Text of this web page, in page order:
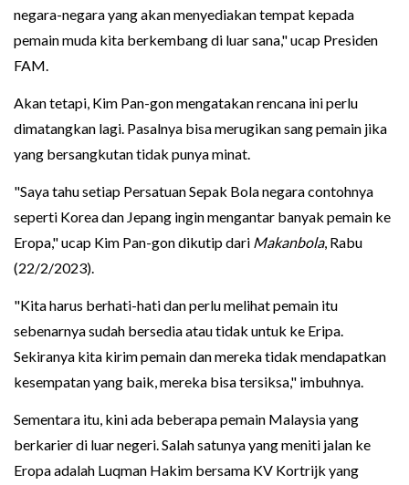
negara-negara yang akan menyediakan tempat kepada
pemain muda kita berkembang di luar sana," ucap Presiden
FAM.
Akan tetapi, Kim Pan-gon mengatakan rencana ini perlu
dimatangkan lagi. Pasalnya bisa merugikan sang pemain jika
yang bersangkutan tidak punya minat.
"Saya tahu setiap Persatuan Sepak Bola negara contohnya
seperti Korea dan Jepang ingin mengantar banyak pemain ke
Eropa," ucap Kim Pan-gon dikutip dari Makanbola, Rabu
(22/2/2023).
"Kita harus berhati-hati dan perlu melihat pemain itu
sebenarnya sudah bersedia atau tidak untuk ke Eripa.
Sekiranya kita kirim pemain dan mereka tidak mendapatkan
kesempatan yang baik, mereka bisa tersiksa," imbuhnya.
Sementara itu, kini ada beberapa pemain Malaysia yang
berkarier di luar negeri. Salah satunya yang meniti jalan ke
Eropa adalah Luqman Hakim bersama KV Kortrijk yang